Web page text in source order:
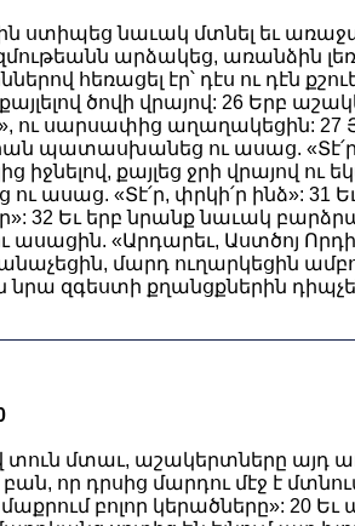
ստիպեց նաւակ մտնել եւ
արձակեց, առանձին
հեռացել էր՝ դէս ու դէն
ծովի վրայով: 26 Երբ
ու սարսափից աղաղակեցին:
պատասխանեց ու ասաց. «Տէ՛ր,
իջնելով, քայլեց ջրի վրայով
ու ասաց. «Տէ՛ր, փրկի՛ր ինձ»:
32 Եւ երբ նրանք նաւակ
«Արդարեւ, Աստծոյ
մարդ ուղարկեցին
նրա զգեստի քղանցքներին
տուն մտաւ, աշակերտները այդ
որ դրսից մարդու մէջ է
մաքրում բոլոր կերածները»: 20